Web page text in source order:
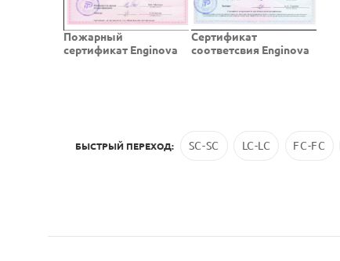
Пожарный
сертификат Enginova
Cертификат
соответсвия Enginova
БЫСТРЫЙ ПЕРЕХОД: SC-SC LC-LC FC-FC